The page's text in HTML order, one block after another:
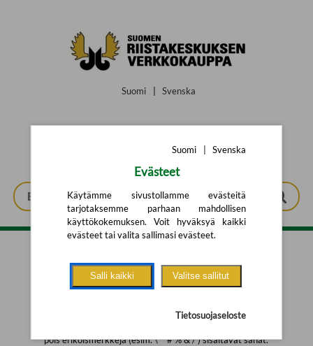
Suomi Svenska
Tarkennettu haku
pois erikoismerkkejä (esim. \' " # % & / ) sisältävät sanat.
Suomi Svenska
Evästeet
Käytämme sivustollamme evästeitä
tarjotaksemme parhaan mahdollisen
käyttökokemuksen. Voit hyväksyä kaikki
evästeet tai valita sallimasi evästeet.
Salli kaikki Valitse sallitut
Tietosuojaseloste